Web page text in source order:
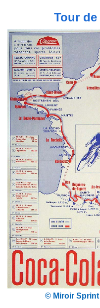
Tour de
© Miroir